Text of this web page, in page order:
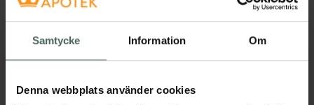
Samtycke Information Om
Denna webbplats använder cookies
Köp via ditt recept
Aktuella erbjudanden